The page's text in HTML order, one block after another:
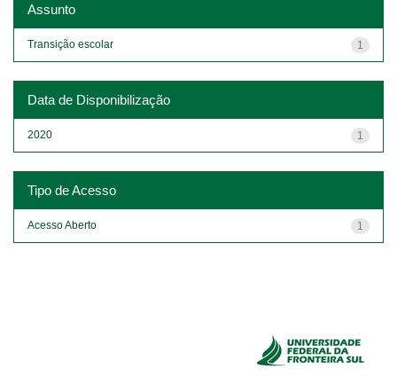
Assunto
1
Transição escolar
Data de Disponibilização
1
2020
Tipo de Acesso
1
Acesso Aberto